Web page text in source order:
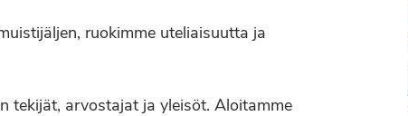
ruokimme uteliaisuutta ja
tekijät, arvostajat ja yleisöt. Aloitamme